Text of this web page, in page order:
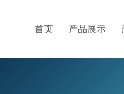
首页 产品展示